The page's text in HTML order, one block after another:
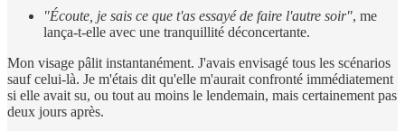
"Écoute, je sais ce que t'as essayé de faire l'autre soir", me
lança-t-elle avec une tranquillité déconcertante.
Mon visage pâlit instantanément. J'avais envisagé tous les scénarios
sauf celui-là. Je m'étais dit qu'elle m'aurait confronté immédiatement
si elle avait su, ou tout au moins le lendemain, mais certainement pas
deux jours après.